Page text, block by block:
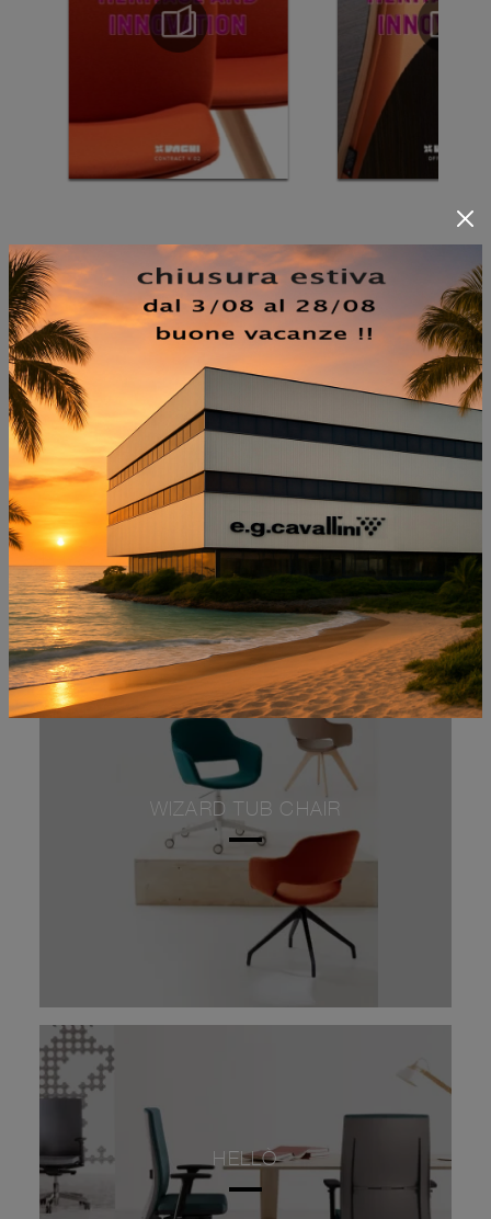
NON PERDERTI ANCHE:
WIZARD TUB CHAIR
HELLÒ